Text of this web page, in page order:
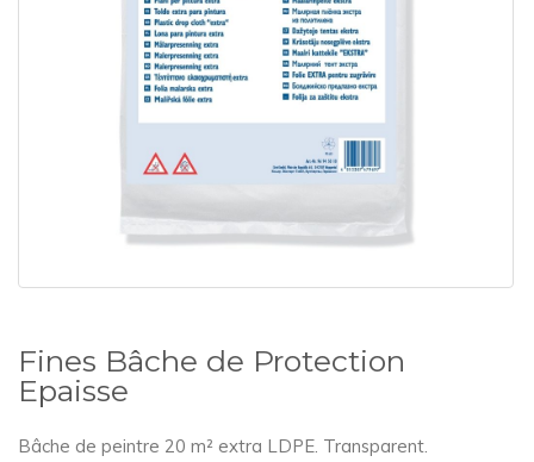
Fines Bâche de Protection
Epaisse
Bâche de peintre 20 m² extra LDPE. Transparent.